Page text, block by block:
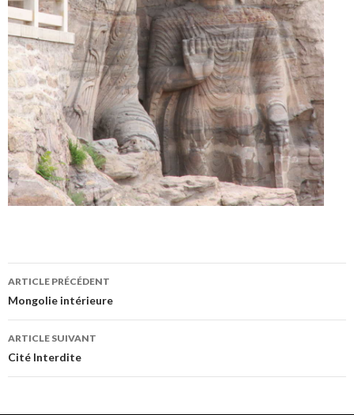
Navigation
des
articles
ARTICLE PRÉCÉDENT
Mongolie intérieure
ARTICLE SUIVANT
Cité Interdite